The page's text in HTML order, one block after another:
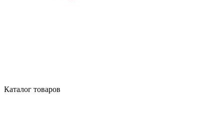
Каталог товаров